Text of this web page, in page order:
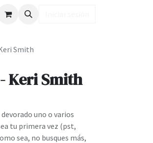
Smith
- Keri Smith
uno o varios
tu primera vez (pst,
sea, no busques más,